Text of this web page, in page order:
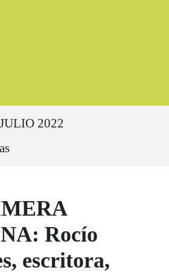
2022
Rocío
escritora,